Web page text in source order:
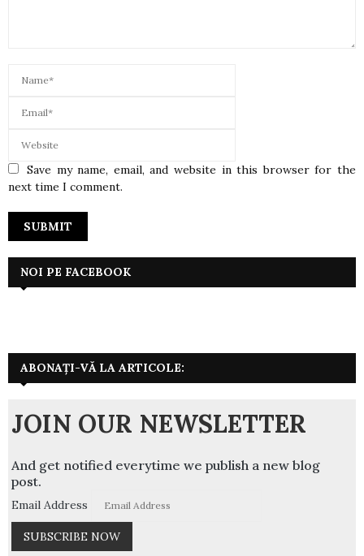
Save my name, email, and website in this browser for the
next time I comment.
NOI PE FACEBOOK
ABONAȚI-VĂ LA ARTICOLE:
JOIN OUR NEWSLETTER
And get notified everytime we publish a new blog
post.
Email Address